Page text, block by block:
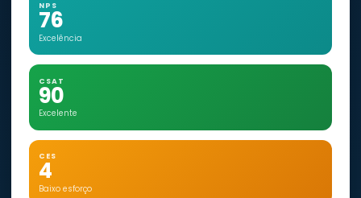
NPS
76
Excelência
CSAT
90
Excelente
CES
4
Baixo esforço